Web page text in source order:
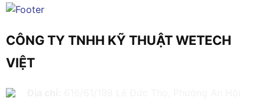
CÔNG TY TNHH KỸ THUẬT WETECH
VIỆT